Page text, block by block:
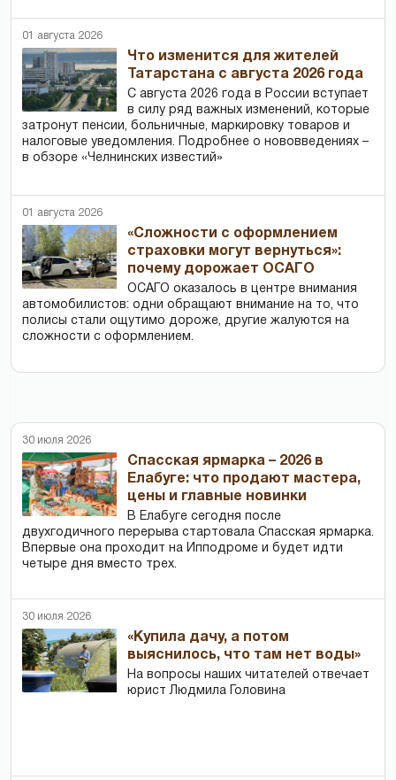
01 августа 2026
Что изменится для жителей
Татарстана с августа 2026 года
С августа 2026 года в России вступает
в силу ряд важных изменений, которые
затронут пенсии, больничные, маркировку товаров и
налоговые уведомления. Подробнее о нововведениях –
в обзоре «Челнинских известий»
01 августа 2026
«Сложности с оформлением
страховки могут вернуться»:
почему дорожает ОСАГО
ОСАГО оказалось в центре внимания
автомобилистов: одни обращают внимание на то, что
полисы стали ощутимо дороже, другие жалуются на
сложности с оформлением.
30 июля 2026
Спасская ярмарка – 2026 в
Елабуге: что продают мастера,
цены и главные новинки
В Елабуге сегодня после
двухгодичного перерыва стартовала Спасская ярмарка.
Впервые она проходит на Ипподроме и будет идти
четыре дня вместо трех.
30 июля 2026
«Купила дачу, а потом
выяснилось, что там нет воды»
На вопросы наших читателей отвечает
юрист Людмила Головина